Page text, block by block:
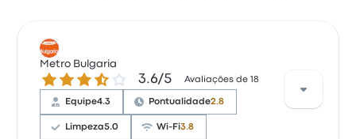
Metro Bulgaria
3.6 de 5 estrelas 3.6/5 Avaliações de 18
Equipe4.3 Pontualidade2.8
Limpeza5.0 Wi-Fi3.8